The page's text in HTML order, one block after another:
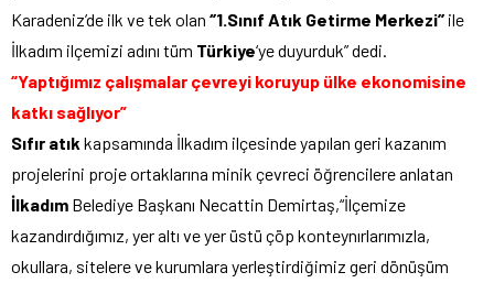
Karadeniz’de ilk ve tek olan ‘’1.Sınıf Atık Getirme Merkezi’’ ile
İlkadım ilçemizi adını tüm Türkiye‘ye duyurduk” dedi.
“Yaptığımız çalışmalar çevreyi koruyup ülke ekonomisine
katkı sağlıyor”
Sıfır atık kapsamında İlkadım ilçesinde yapılan geri kazanım
projelerini proje ortaklarına minik çevreci öğrencilere anlatan
İlkadım Belediye Başkanı Necattin Demirtaş,“İlçemize
kazandırdığımız, yer altı ve yer üstü çöp konteynırlarımızla,
okullara, sitelere ve kurumlara yerleştirdiğimiz geri dönüşüm